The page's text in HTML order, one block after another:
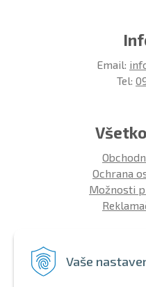
Vaše
Email:
Tel:
Ochrana
Možnosti